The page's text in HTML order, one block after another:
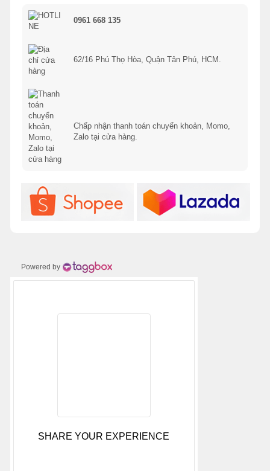
0961 668 135
62/16 Phú Thọ Hòa, Quận Tân Phú, HCM.
Chấp nhận thanh toán chuyển khoản, Momo,
Zalo tại cửa hàng.
Powered by
SHARE YOUR EXPERIENCE